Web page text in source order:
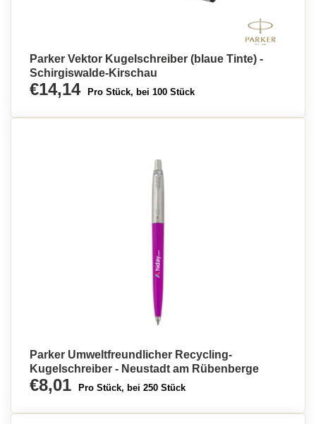
Parker Vektor Kugelschreiber (blaue Tinte) -
Schirgiswalde-Kirschau
€14,14 Pro Stück, bei 100 Stück
Parker Umweltfreundlicher Recycling-
Kugelschreiber - Neustadt am Rübenberge
€8,01 Pro Stück, bei 250 Stück